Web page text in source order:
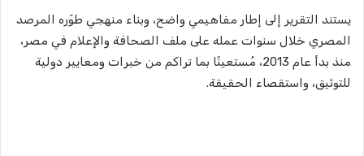
يستند التقرير إلى إطار مفاهيمي واضح، وبناء منهجي طوّره المرصد
المصري خلال سنوات عمله على ملف الصحافة والإعلام في مصر،
منذ بدأ عام 2013، مُستعينًا بما تراكم من خبرات ومعايير دولية
للتوثيق، واستقصاء الحقيقة.